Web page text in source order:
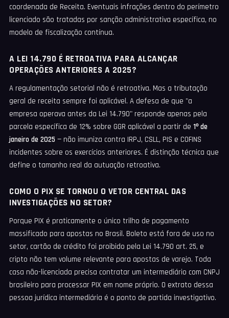
coordenada de Receita. Eventuais infrações dentro do perímetro
licenciado são tratadas por sanção administrativa específica, no
modelo de fiscalização contínua.
A LEI 14.790 É RETROATIVA PARA ALCANÇAR
OPERAÇÕES ANTERIORES A 2025?
A regulamentação setorial não é retroativa. Mas a tributação
geral de receita sempre foi aplicável. A defesa de que "a
empresa operava antes da Lei 14.790" responde apenas pela
parcela específica de 12% sobre GGR aplicável a partir de 1º de
janeiro de 2025 — não imuniza contra IRPJ, CSLL, PIS e COFINS
incidentes sobre os exercícios anteriores. É distinção técnica que
define o tamanho real da autuação retroativa.
COMO O PIX SE TORNOU O VETOR CENTRAL DAS
INVESTIGAÇÕES NO SETOR?
Porque PIX é praticamente o único trilho de pagamento
massificado para apostas no Brasil. Boleto está fora de uso no
setor, cartão de crédito foi proibido pela Lei 14.790 art. 25, e
cripto não tem volume relevante para apostas de varejo. Toda
casa não-licenciada precisa contratar um intermediário com CNPJ
brasileiro para processar PIX em nome próprio. O extrato dessa
pessoa jurídica intermediária é o ponto de partida investigativo.